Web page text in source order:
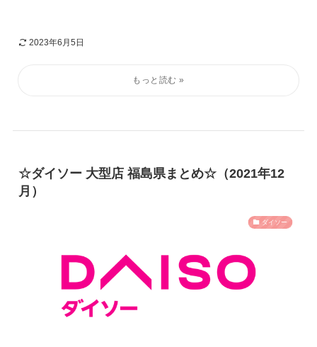
2023年6月5日
☆ダイソー 大型店 福島県まとめ☆（2021年12
月）
ダイソー